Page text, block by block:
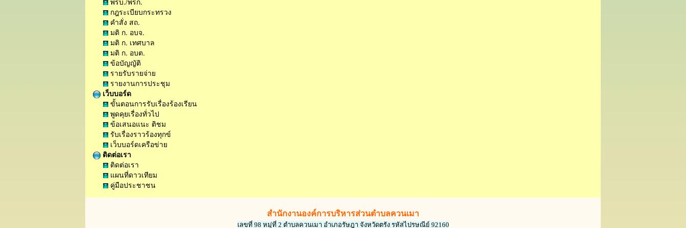
กฎระเบียบกระทรวง
คำสั่ง สถ.
มติ ก. อบจ.
มติ ก. เทศบาล
มติ ก. อบต.
ข้อบัญญัติ
รายรับรายจ่าย
รายงานการประชุม
เว็บบอร์ด
ขั้นตอนการรับเรื่องร้องเรียน
พูดคุยเรื่องทั่วไป
ข้อเสนอแนะ ติชม
รับเรื่องราวร้องทุกข์
เว็บบอร์ดเครือข่าย
ติดต่อเรา
ติดต่อเรา
แผนที่ดาวเทียม
คู่มือประชาชน
สำนักงานองค์การบริหารส่วนตำบลควนเมา
เลขที่ 98 หมู่ที่ 2 ตำบลควนเมา อำเภอรัษฎา จังหวัดตรัง รหัสไปรษณีย์ 92160